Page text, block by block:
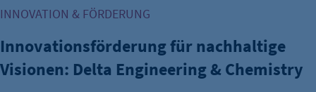
etracker GmbH
Zweck:
INNOVATION & FÖRDERUNG
Innovationsförderung für nachhaltige
Visionen: Delta Engineering & Chemistry